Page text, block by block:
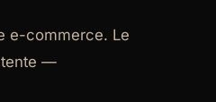
e-commerce. Le
—